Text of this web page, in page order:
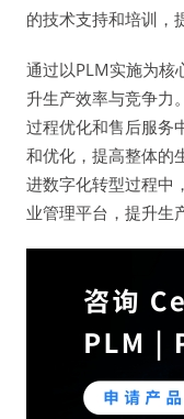
的技术支持和培训，
通过以PLM实施为核
升生产效率与竞争力
过程优化和售后服务
和优化，提高整体的
进数字化转型过程中
业管理平台，提升生